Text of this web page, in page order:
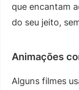
que encantam
do seu jeito,
Animações
Alguns filmes